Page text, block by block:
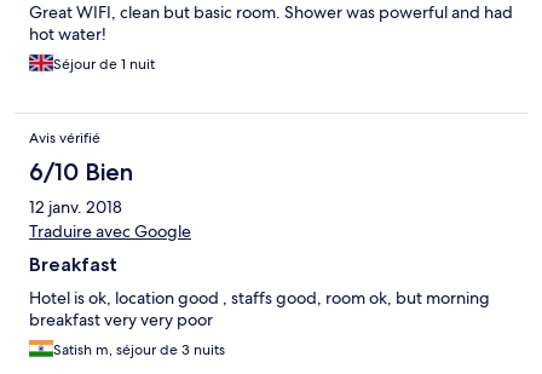
Great WIFI, clean but basic room. Shower was powerful and had
hot water!
Séjour de 1 nuit
Avis vérifié
6/10 Bien
12 janv. 2018
Traduire avec Google
Breakfast
Hotel is ok, location good , staffs good, room ok, but morning
breakfast very very poor
Satish m, séjour de 3 nuits